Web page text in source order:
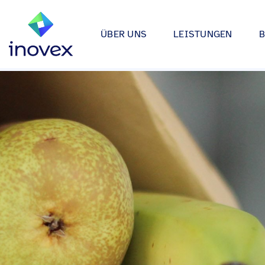
ÜBER UNS
Wie wir arbeiten
Unsere Zertifizierungen
Forschung & Entwicklung
Engagement
inovex Journal
Standorte
inovex Switzerland AG
LEISTUNGEN
Softwareprojekte
Individuelle Lösungen für
bis hin zu Medical Device
Data & AI
Wir entwickeln Strategien,
Anwendungen rund um Data
Infrastrukturprojekte
Moderne Architekturen durch
Platform Engineering,
Automotive
Industrie
Lebensmittel
Media &